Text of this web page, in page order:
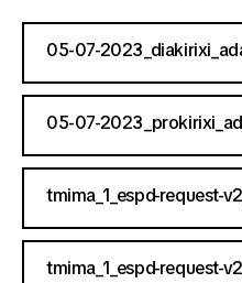
05-07-
05-07-
tmima_1_espd-request-
tmima_1_espd-request-